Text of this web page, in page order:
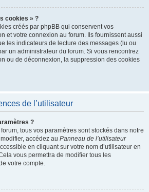
cookies » ?
créés par phpBB qui conservent vos
et votre connexion au forum. Ils fournissent aussi
les indicateurs de lecture des messages (lu ou
un administrateur du forum. Si vous rencontrez
ou de déconnexion, la suppression des cookies
de l’utilisateur
?
tous vos paramètres sont stockés dans notre
accédez au Panneau de l’utilisateur
en cliquant sur votre nom d’utilisateur en
vous permettra de modifier tous les
votre compte.